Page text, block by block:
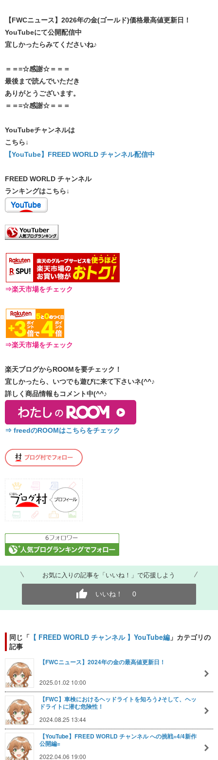
【FWCニュース】2026年の金(ゴールド)価格最高値更新日！
YouTubeにて公開配信中
宜しかったらみてくださいね♪
＝＝=☆感謝☆＝＝＝
最後まで読んでいただき
ありがとうございます。
＝＝=☆感謝☆＝＝＝
YouTubeチャンネルは
こちら↓
【YouTube】FREED WORLD チャンネル配信中
FREED WORLD チャンネル
ランキングはこちら↓
⇒楽天市場をチェック
⇒楽天市場をチェック
楽天ブログからROOMを要チェック！
宜しかったら、いつでも遊びに来て下さいネ(^^♪
詳しく商品情報もコメント中(^^♪
⇒ freedのROOMはこちらをチェック
お気に入りの記事を「いいね！」で応援しよう
いいね！ 0
同じ「 【 FREED WORLD チャンネル 】YouTube編 」カテゴリの
記事
【FWCニュース】2024年の金の最高値更新日！
2025.01.02 10:00
【FWC】車検におけるヘッドライトを知ろう♪そして、ヘッ
ドライトに潜む危険性！
2024.08.25 13:44
【YouTube】FREED WORLD チャンネル への挑戦=4/4新作
公開編=
2022.04.06 19:00